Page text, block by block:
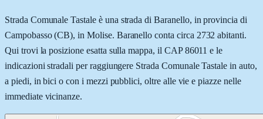
Strada Comunale Tastale è una strada di Baranello, in provincia di
Campobasso (CB), in Molise. Baranello conta circa 2732 abitanti.
Qui trovi la posizione esatta sulla mappa, il CAP 86011 e le
indicazioni stradali per raggiungere Strada Comunale Tastale in auto,
a piedi, in bici o con i mezzi pubblici, oltre alle vie e piazze nelle
immediate vicinanze.